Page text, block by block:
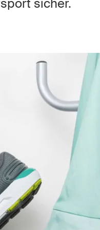
sicher.